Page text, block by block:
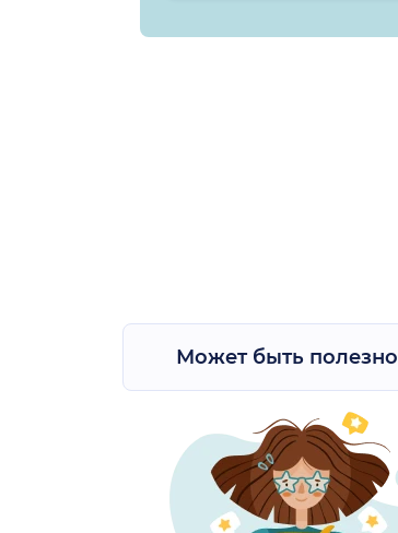
Может быть полезно